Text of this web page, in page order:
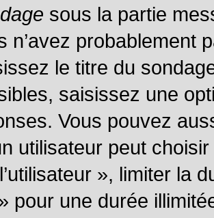
sous la partie
n’avez probablement
le titre du
saisissez une
Vous pouvez
utilisateur peut
», limiter la
pour une durée